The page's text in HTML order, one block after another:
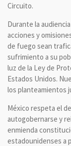
Circuito.
Durante la
acciones y
de fuego sean
sufrimiento a su
luz de la Ley de
Estados Unidos.
los planteamientos
México respeta el
autogobernarse y
enmienda
estadounidenses a